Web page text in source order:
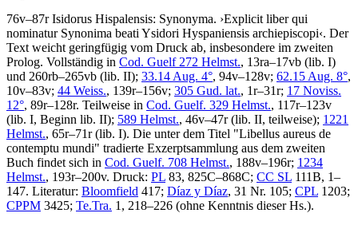
76v–87rIsidorus Hispalensis: Synonyma. ›Explicit liber qui
nominatur Synonima beati Ysidori Hyspaniensis archiepiscopi‹. Der
Text weicht geringfügig vom Druck ab, insbesondere im zweiten
Prolog. Vollständig in Cod. Guelf 272 Helmst., 13ra–17vb (lib. I)
und 260rb–265vb (lib. II); 33.14 Aug. 4°, 94v–128v; 62.15 Aug. 8°,
10v–83v; 44 Weiss., 139r–156v; 305 Gud. lat., 1r–31r; 17 Noviss.
12°, 89r–128r. Teilweise in Cod. Guelf. 329 Helmst., 117r–123v
(lib. I, Beginn lib. II); 589 Helmst., 46v–47r (lib. II, teilweise); 1221
Helmst., 65r–71r (lib. I). Die unter dem Titel "Libellus aureus de
contemptu mundi" tradierte Exzerptsammlung aus dem zweiten
Buch findet sich in Cod. Guelf. 708 Helmst., 188v–196r; 1234
Helmst., 193r–200v. Druck: PL 83, 825C–868C; CC SL 111B, 1–
147. Literatur: Bloomfield 417; Díaz y Díaz, 31 Nr. 105; CPL 1203;
CPPM 3425; Te.Tra. 1, 218–226 (ohne Kenntnis dieser Hs.).